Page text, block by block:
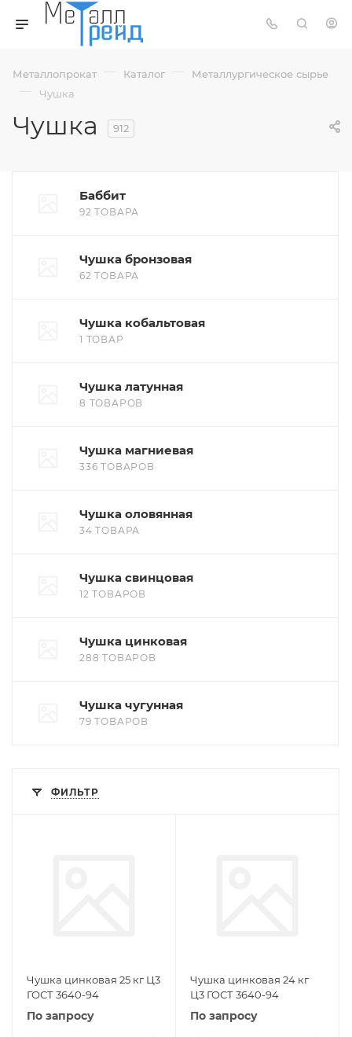
Металлопрокат — Каталог — Металлургическое сырье
— Чушка
Чушка 912
Баббит
92 ТОВАРА
Чушка бронзовая
62 ТОВАРА
Чушка кобальтовая
1 ТОВАР
Чушка латунная
8 ТОВАРОВ
Чушка магниевая
336 ТОВАРОВ
Чушка оловянная
34 ТОВАРА
Чушка свинцовая
12 ТОВАРОВ
Чушка цинковая
288 ТОВАРОВ
Чушка чугунная
79 ТОВАРОВ
ФИЛЬТР
Чушка цинковая 25 кг Ц3
ГОСТ 3640-94
По запросу
Чушка цинковая 24 кг
Ц3 ГОСТ 3640-94
По запросу